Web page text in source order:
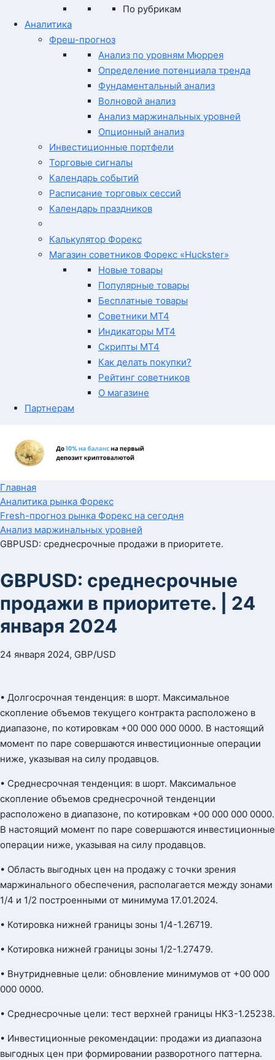
По рубрикам
Аналитика
Фреш-прогноз
Анализ по уровням Мюррея
Определение потенциала тренда
Фундаментальный анализ
Волновой анализ
Анализ маржинальных уровней
Опционный анализ
Инвестиционные портфели
Торговые сигналы
Календарь событий
Расписание торговых сессий
Календарь праздников
Калькулятор Форекс
Магазин советников Форекс «Huckster»
Новые товары
Популярные товары
Бесплатные товары
Советники MT4
Индикаторы MT4
Скрипты MT4
Как делать покупки?
Рейтинг советников
О магазине
Партнерам
Главная
Аналитика рынка Форекс
Fresh-прогноз рынка Форекс на сегодня
Анализ маржинальных уровней
GBPUSD: среднесрочные продажи в приоритете.
GBPUSD: среднесрочные
продажи в приоритете. | 24
января 2024
24 января 2024, GBP/USD
• Долгосрочная тенденция: в шорт. Максимальное
скопление объемов текущего контракта расположено в
диапазоне, по котировкам +00 000 000 0000. В настоящий
момент по паре совершаются инвестиционные операции
ниже, указывая на силу продавцов.
• Среднесрочная тенденция: в шорт. Максимальное
скопление объемов среднесрочной тенденции
расположено в диапазоне, по котировкам +00 000 000 0000.
В настоящий момент по паре совершаются инвестиционные
операции ниже, указывая на силу продавцов.
• Область выгодных цен на продажу с точки зрения
маржинального обеспечения, располагается между зонами
1/4 и 1/2 построенными от минимума 17.01.2024.
• Котировка нижней границы зоны 1/4-1.26719.
• Котировка нижней границы зоны 1/2-1.27479.
• Внутридневные цели: обновление минимумов от +00 000
000 0000.
• Среднесрочные цели: тест верхней границы НКЗ-1.25238.
• Инвестиционные рекомендации: продажи из диапазона
выгодных цен при формировании разворотного паттерна.